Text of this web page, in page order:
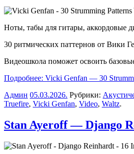
Ноты, табы для гитары, аккордовые
30 ритмических паттернов от Вики
Видеошкола поможет освоить
Подробнее: Vicki Genfan — 30
Админ 05.03.2026. Рубрики:
Truefire, Vicki Genfan, Video, Waltz.
Stan Ayeroff — Django